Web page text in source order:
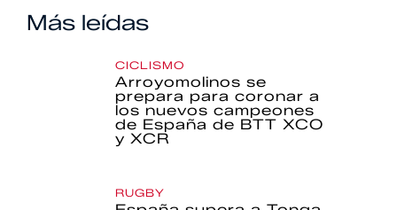
Más leídas
CICLISMO
Arroyomolinos se
prepara para coronar a
los nuevos campeones
de España de BTT XCO
y XCR
RUGBY